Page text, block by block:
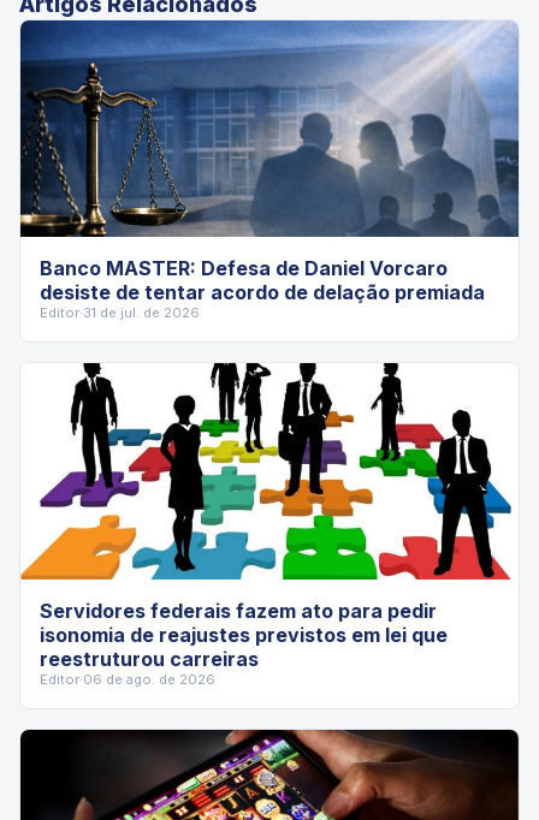
Banco MASTER: Defesa de Daniel Vorcaro
desiste de tentar acordo de delação premiada
Editor·31 de jul. de 2026
Servidores federais fazem ato para pedir
isonomia de reajustes previstos em lei que
reestruturou carreiras
Editor·06 de ago. de 2026